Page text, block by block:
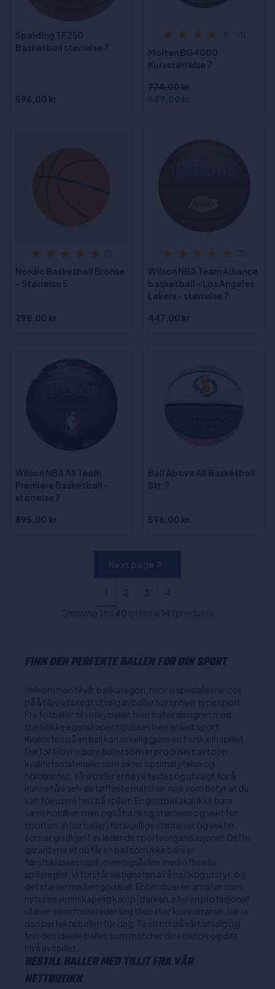
Spalding TF250
Basketball størrelse 7
596,00 kr
Molten BG4000
Kurvstørrelse 7
774,00 kr
649,00 kr
Nordic Basketball Bronse
- Størrelse 5
298,00 kr
Wilson NBA Team Alliance
basketball - Los Angeles
Lakers - størrelse 7
447,00 kr
Wilson NBA All Team
Premiere Basketball -
størrelse 7
895,00 kr
Ball Above All Basketball
Str. 7
596,00 kr
1 2 3
4
FINN DEN PERFEKTE BALLEN FOR DIN SPORT
Velkommen til vår ballkategori, hvor vi spesialiserer oss
på å tilby et bredt utvalg av baller for enhver type sport.
Fra fotballer til volleyballer, hver ball er designet med
spesifikke egenskaper tilpasset hver enkelt sport.
Kvaliteten på en ball kan virkelig gjøre en forskjell i spillet.
Derfor tilbyr vi bare baller som er produsert av topp
kvalitetsmaterialer som sikrer optimal ytelse og
holdbarhet. Våre baller er nøye testet og utvalgt for å
kunne tåle selv de tøffeste matcher, noe som betyr at du
kan fokusere helt på spillet. En god ball skal ikke bare
være holdbar, men også ha riktig størrelse og vekt for
sporten. Vi har baller i forskjellige størrelser og vekter,
som er godkjent av ledende sportsorganisasjoner. Dette
garanterer at du får en ball som ikke bare er
førsteklasses i spill, men også i line med offisielle
spilleregler. Vi forstår viktigheten av å ha riktig utstyr, og
det starter med en god ball. Enten du er en amatør som
nyter en vennskapelig kamp i parken, eller en profesjonell
utøver som forbereder seg til en stor konkurranse, har vi
den perfekte ballen for deg. Ta en titt på vårt utvalg og
finn den ideelle ballen som matcher dine behov og ditt
nivå av spillet.
BESTILL BALLER MED TILLIT FRA VÅR
NETTBUTIKK